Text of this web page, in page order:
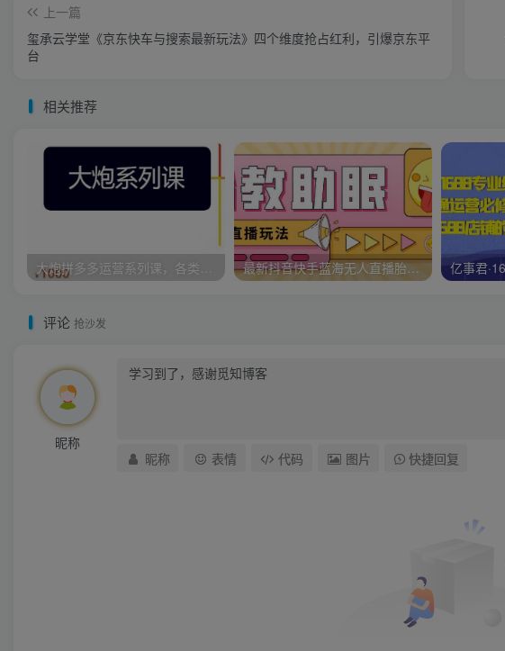
上一篇
玺承云学堂《京东快车与搜索最新玩法》四个维度抢占红利，引爆京东平
台
相关推荐
大炮拼多多运营系列课，各类​玩法合集，拼多多运营玩法实操 最新抖音快手蓝海无人直播胎教助眠玩法，轻松引爆直播间【教程+软件+素材】
评论 抢沙发
昵称
昵称 表情 代码 图片 快捷回复